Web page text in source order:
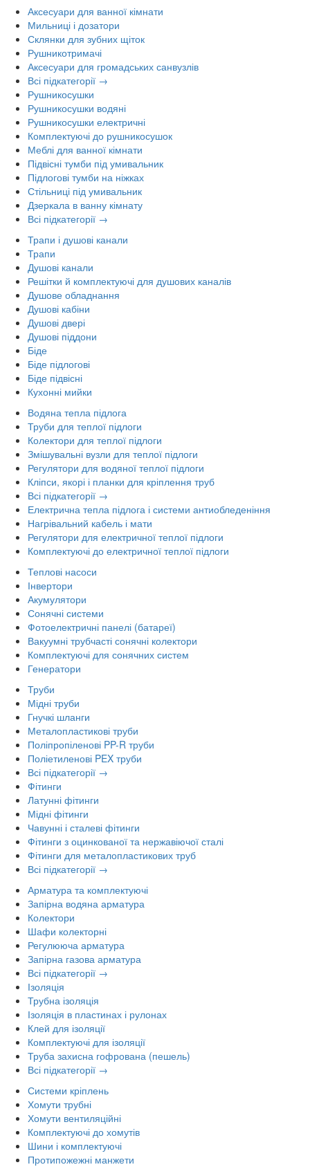
Аксесуари для ванної кімнати
Мильниці і дозатори
Склянки для зубних щіток
Рушникотримачі
Аксесуари для громадських санвузлів
Всі підкатегорії →
Рушникосушки
Рушникосушки водяні
Рушникосушки електричні
Комплектуючі до рушникосушок
Меблі для ванної кімнати
Підвісні тумби під умивальник
Підлогові тумби на ніжках
Стільниці під умивальник
Дзеркала в ванну кімнату
Всі підкатегорії →
Трапи і душові канали
Трапи
Душові канали
Решітки й комплектуючі для душових каналів
Душове обладнання
Душові кабіни
Душові двері
Душові піддони
Біде
Біде підлогові
Біде підвісні
Кухонні мийки
Водяна тепла підлога
Труби для теплої підлоги
Колектори для теплої підлоги
Змішувальні вузли для теплої підлоги
Регулятори для водяної теплої підлоги
Кліпси, якорі і планки для кріплення труб
Всі підкатегорії →
Електрична тепла підлога і системи антиобледеніння
Нагрівальний кабель і мати
Регулятори для електричної теплої підлоги
Комплектуючі до електричної теплої підлоги
Теплові насоси
Інвертори
Акумулятори
Сонячні системи
Фотоелектричні панелі (батареї)
Вакуумні трубчасті сонячні колектори
Комплектуючі для сонячних систем
Генератори
Труби
Мідні труби
Гнучкі шланги
Металопластикові труби
Поліпропіленові PP-R труби
Поліетиленові PEX труби
Всі підкатегорії →
Фітинги
Латунні фітинги
Мідні фітинги
Чавунні і сталеві фітинги
Фітинги з оцинкованої та нержавіючої сталі
Фітинги для металопластикових труб
Всі підкатегорії →
Арматура та комплектуючі
Запірна водяна арматура
Колектори
Шафи колекторні
Регулююча арматура
Запірна газова арматура
Всі підкатегорії →
Ізоляція
Трубна ізоляція
Ізоляція в пластинах і рулонах
Клей для ізоляції
Комплектуючі для ізоляції
Труба захисна гофрована (пешель)
Всі підкатегорії →
Системи кріплень
Хомути трубні
Хомути вентиляційні
Комплектуючі до хомутів
Шини і комплектуючі
Протипожежні манжети